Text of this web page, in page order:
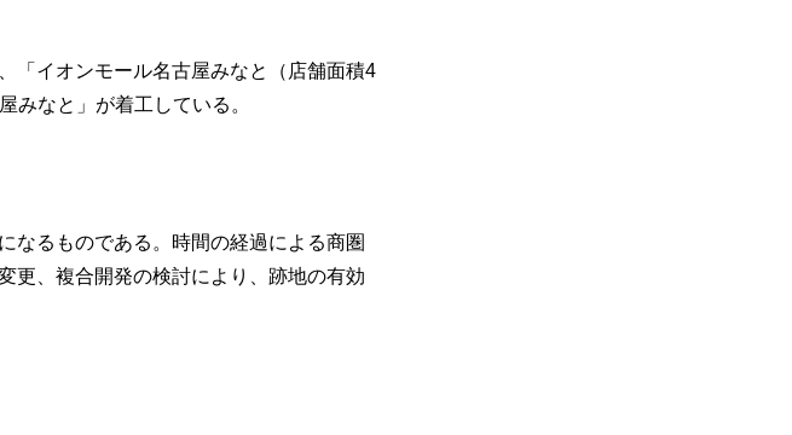
「イオンモール名古屋みなと（店舗面積4
みなと」が着工している。
なるものである。時間の経過による商圏
更、複合開発の検討により、跡地の有効